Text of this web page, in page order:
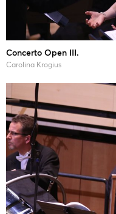
Concerto Open III.
Carolina Krogius